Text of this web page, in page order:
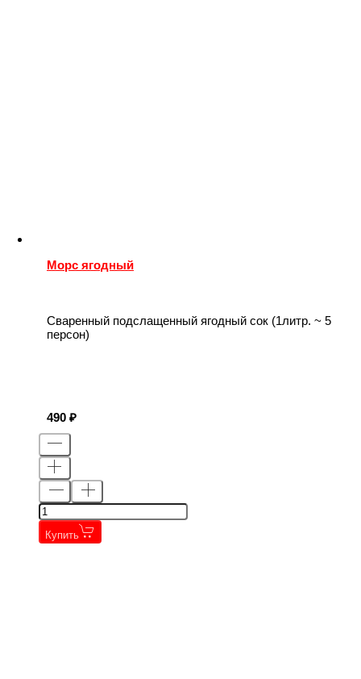
Морс ягодный
Сваренный подслащенный ягодный сок (1литр. ~ 5
персон)
490
Купить